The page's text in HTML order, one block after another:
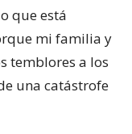
que está
mi familia y
temblores a los
una catástrofe